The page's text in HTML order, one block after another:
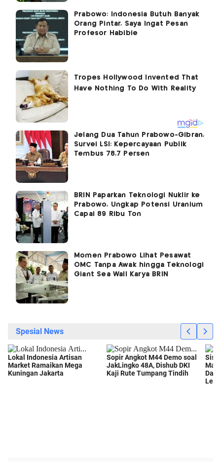
Prabowo: Indonesia Butuh Banyak
Orang Pintar, Saya Ingat Pesan
Profesor Habibie
Jelang Dua Tahun Prabowo-Gibran,
Survei LSI: Kepercayaan Publik
Tembus 78,7 Persen
BRIN Paparkan Teknologi Nuklir ke
Prabowo, Ungkap Potensi Uranium
Capai 89 Ribu Ton
Momen Prabowo Lihat Pesawat
OMC Tanpa Awak hingga Teknologi
Giant Sea Wall Karya BRIN